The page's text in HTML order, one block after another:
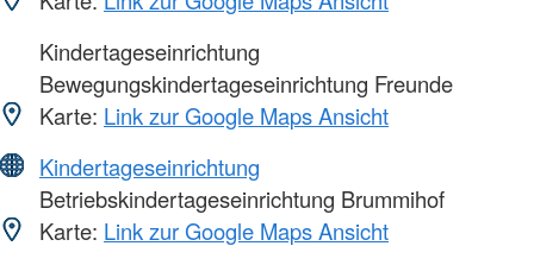
Kindertageseinrichtung
Bewegungskindertageseinrichtung Freunde
Karte: Link zur Google Maps Ansicht
Kindertageseinrichtung
Betriebskindertageseinrichtung Brummihof
Karte: Link zur Google Maps Ansicht